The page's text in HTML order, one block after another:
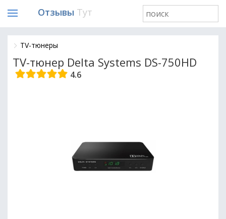
Отзывы Тут
TV-тюнеры
TV-тюнер Delta Systems DS-750HD
4.6